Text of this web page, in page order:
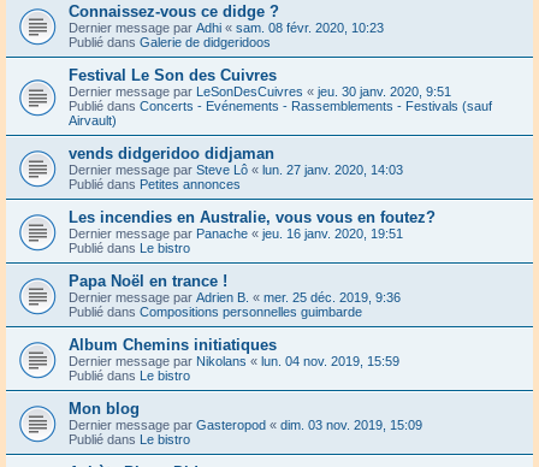
Connaissez-vous ce didge ?
Dernier message par Adhi « sam. 08 févr. 2020, 10:23
Publié dans Galerie de didgeridoos
Festival Le Son des Cuivres
Dernier message par LeSonDesCuivres « jeu. 30 janv. 2020, 9:51
Publié dans Concerts - Evénements - Rassemblements - Festivals (sauf
Airvault)
vends didgeridoo didjaman
Dernier message par Steve Lô « lun. 27 janv. 2020, 14:03
Publié dans Petites annonces
Les incendies en Australie, vous vous en foutez?
Dernier message par Panache « jeu. 16 janv. 2020, 19:51
Publié dans Le bistro
Papa Noël en trance !
Dernier message par Adrien B. « mer. 25 déc. 2019, 9:36
Publié dans Compositions personnelles guimbarde
Album Chemins initiatiques
Dernier message par Nikolans « lun. 04 nov. 2019, 15:59
Publié dans Le bistro
Mon blog
Dernier message par Gasteropod « dim. 03 nov. 2019, 15:09
Publié dans Le bistro